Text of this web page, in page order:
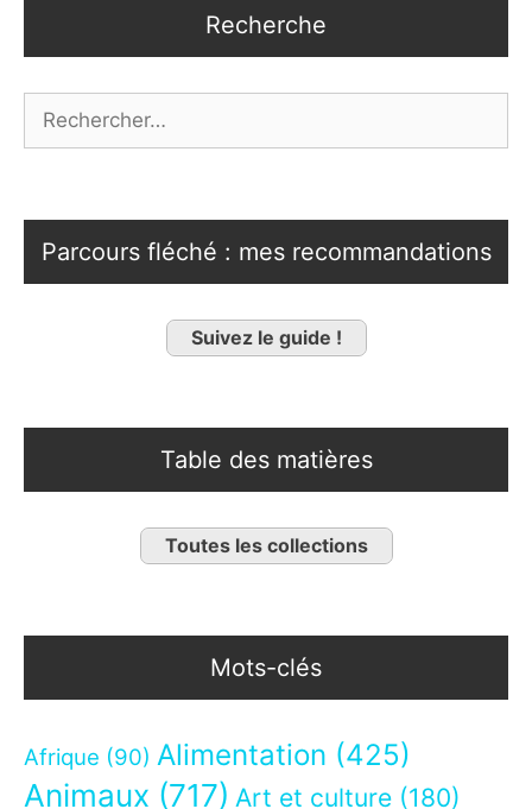
Recherche
Parcours fléché : mes recommandations
Suivez le guide !
Table des matières
Toutes les collections
Mots-clés
Afrique (90) Alimentation (425)
Animaux (717) Art et culture (180)